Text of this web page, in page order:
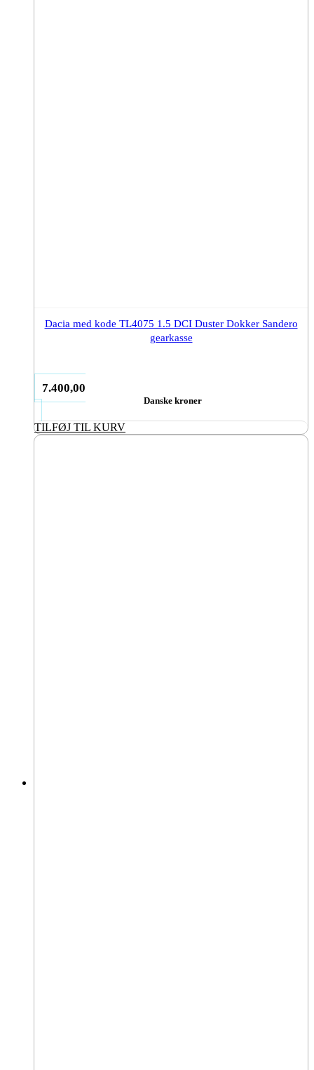
Dacia med kode TL4075 1.5 DCI Duster Dokker Sandero
gearkasse
7.400,00
Danske kroner
TILFØJ TIL KURV